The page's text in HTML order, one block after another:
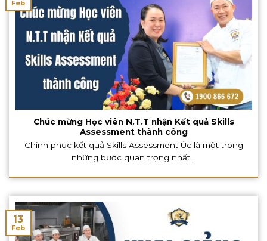
Chúc mừng Học viên N.T.T nhận Kết quả Skills
Assessment thành công
Chinh phục kết quả Skills Assessment Úc là một trong
những bước quan trọng nhất...
Feb
13
Feb